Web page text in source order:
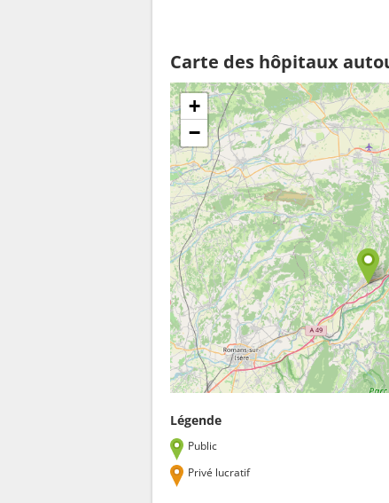
Carte des hôpitaux
+
−
Légende
Public
Privé lucratif